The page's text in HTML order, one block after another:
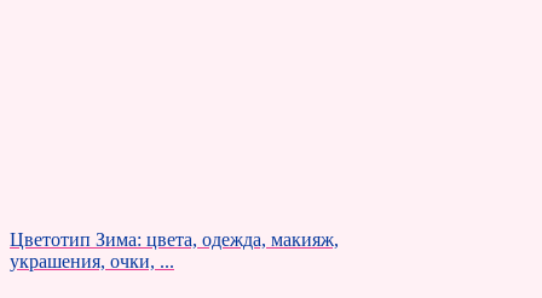
Цветотип Зима: цвета, одежда, макияж,
украшения, очки, ...